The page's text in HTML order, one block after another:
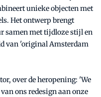
unieke objecten met
Het ontwerp brengt
samen met tijdloze stijl en
van 'original Amsterdam
over de heropening: 'We
ons redesign aan onze